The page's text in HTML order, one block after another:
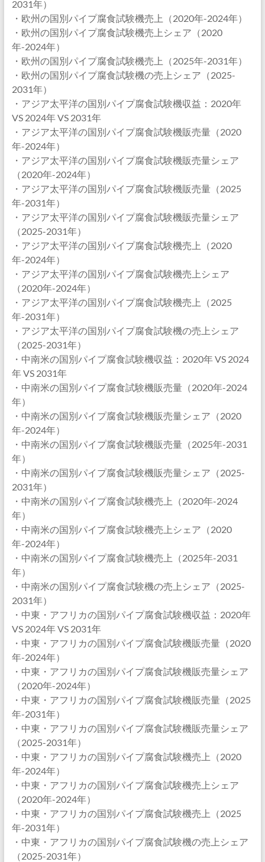
2031年）
・欧州の国別パイプ腐食試験機売上（2020年-2024年）
・欧州の国別パイプ腐食試験機売上シェア（2020
年-2024年）
・欧州の国別パイプ腐食試験機売上（2025年-2031年）
・欧州の国別パイプ腐食試験機の売上シェア（2025-
2031年）
・アジア太平洋の国別パイプ腐食試験機収益：2020年
VS 2024年 VS 2031年
・アジア太平洋の国別パイプ腐食試験機販売量（2020
年-2024年）
・アジア太平洋の国別パイプ腐食試験機販売量シェア
（2020年-2024年）
・アジア太平洋の国別パイプ腐食試験機販売量（2025
年-2031年）
・アジア太平洋の国別パイプ腐食試験機販売量シェア
（2025-2031年）
・アジア太平洋の国別パイプ腐食試験機売上（2020
年-2024年）
・アジア太平洋の国別パイプ腐食試験機売上シェア
（2020年-2024年）
・アジア太平洋の国別パイプ腐食試験機売上（2025
年-2031年）
・アジア太平洋の国別パイプ腐食試験機の売上シェア
（2025-2031年）
・中南米の国別パイプ腐食試験機収益：2020年 VS 2024
年 VS 2031年
・中南米の国別パイプ腐食試験機販売量（2020年-2024
年）
・中南米の国別パイプ腐食試験機販売量シェア（2020
年-2024年）
・中南米の国別パイプ腐食試験機販売量（2025年-2031
年）
・中南米の国別パイプ腐食試験機販売量シェア（2025-
2031年）
・中南米の国別パイプ腐食試験機売上（2020年-2024
年）
・中南米の国別パイプ腐食試験機売上シェア（2020
年-2024年）
・中南米の国別パイプ腐食試験機売上（2025年-2031
年）
・中南米の国別パイプ腐食試験機の売上シェア（2025-
2031年）
・中東・アフリカの国別パイプ腐食試験機収益：2020年
VS 2024年 VS 2031年
・中東・アフリカの国別パイプ腐食試験機販売量（2020
年-2024年）
・中東・アフリカの国別パイプ腐食試験機販売量シェア
（2020年-2024年）
・中東・アフリカの国別パイプ腐食試験機販売量（2025
年-2031年）
・中東・アフリカの国別パイプ腐食試験機販売量シェア
（2025-2031年）
・中東・アフリカの国別パイプ腐食試験機売上（2020
年-2024年）
・中東・アフリカの国別パイプ腐食試験機売上シェア
（2020年-2024年）
・中東・アフリカの国別パイプ腐食試験機売上（2025
年-2031年）
・中東・アフリカの国別パイプ腐食試験機の売上シェア
（2025-2031年）